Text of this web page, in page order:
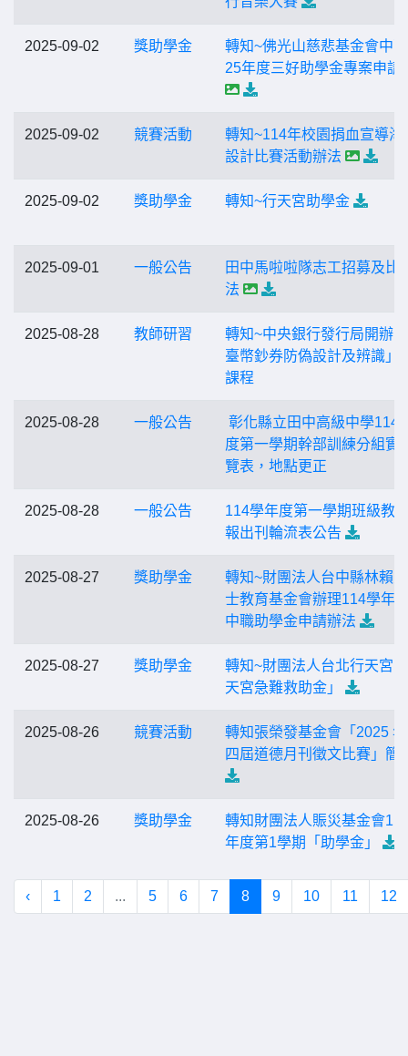
2025-09-02 獎助學金
轉知~佛光山慈悲基金會中
25年度三好助學金專案申請
2025-09-02 競賽活動
轉知~114年校園捐血宣導海
設計比賽活動辦法
2025-09-02 獎助學金 轉知~行天宮助學金
2025-09-01 一般公告
田中馬啦啦隊志工招募及比
法
2025-08-28 教師研習
轉知~中央銀行發行局開辦
臺幣鈔券防偽設計及辨識」
課程
2025-08-28 一般公告
彰化縣立田中高級中學114
度第一學期幹部訓練分組實
覽表，地點更正
2025-08-28 一般公告
114學年度第一學期班級教
報出刊輪流表公告
2025-08-27 獎助學金
轉知~財團法人台中縣林賴
士教育基金會辦理114學年
中職助學金申請辦法
2025-08-27 獎助學金
轉知~財團法人台北行天宮
天宮急難救助金」
2025-08-26 競賽活動
轉知張榮發基金會「2025
四屆道德月刊徵文比賽」簡
2025-08-26 獎助學金
轉知財團法人賑災基金會
年度第1學期「助學金」
‹ 1 2 ... 5 6 7 8 9 10 11 12